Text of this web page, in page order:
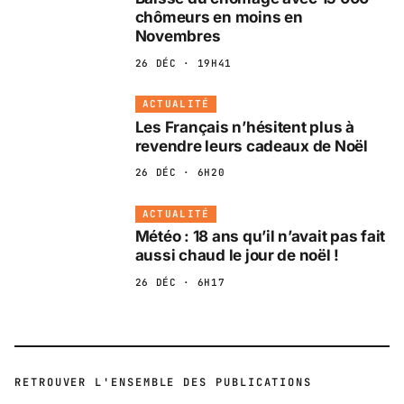
chômeurs en moins en
Novembres
26 DÉC · 19H41
ACTUALITÉ
Les Français n’hésitent plus à
revendre leurs cadeaux de Noël
26 DÉC · 6H20
ACTUALITÉ
Météo : 18 ans qu’il n’avait pas fait
aussi chaud le jour de noël !
26 DÉC · 6H17
RETROUVER L'ENSEMBLE DES PUBLICATIONS